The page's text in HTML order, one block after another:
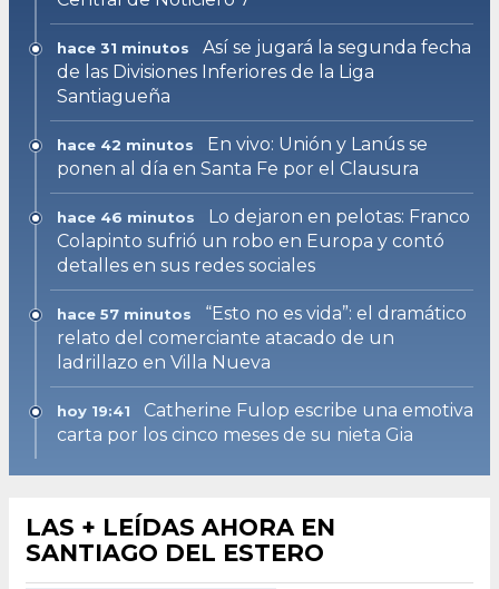
hace 31 minutos
Así se jugará la segunda fecha
de las Divisiones Inferiores de la Liga
Santiagueña
hace 42 minutos
En vivo: Unión y Lanús se
ponen al día en Santa Fe por el Clausura
hace 46 minutos
Lo dejaron en pelotas: Franco
Colapinto sufrió un robo en Europa y contó
detalles en sus redes sociales
hace 57 minutos
“Esto no es vida”: el dramático
relato del comerciante atacado de un
ladrillazo en Villa Nueva
hoy 19:41
Catherine Fulop escribe una emotiva
carta por los cinco meses de su nieta Gia
LAS + LEÍDAS AHORA EN
SANTIAGO DEL ESTERO